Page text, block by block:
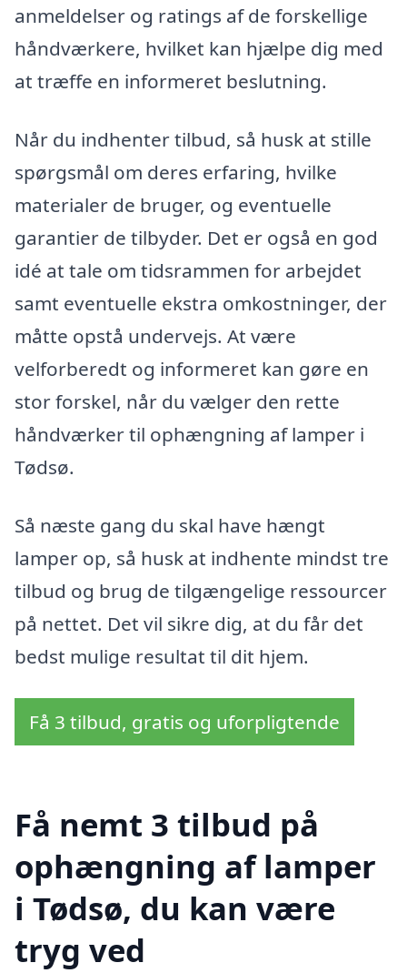
anmeldelser og ratings af de forskellige
håndværkere, hvilket kan hjælpe dig med
at træffe en informeret beslutning.
Når du indhenter tilbud, så husk at stille
spørgsmål om deres erfaring, hvilke
materialer de bruger, og eventuelle
garantier de tilbyder. Det er også en god
idé at tale om tidsrammen for arbejdet
samt eventuelle ekstra omkostninger, der
måtte opstå undervejs. At være
velforberedt og informeret kan gøre en
stor forskel, når du vælger den rette
håndværker til ophængning af lamper i
Tødsø.
Så næste gang du skal have hængt
lamper op, så husk at indhente mindst tre
tilbud og brug de tilgængelige ressourcer
på nettet. Det vil sikre dig, at du får det
bedst mulige resultat til dit hjem.
Få 3 tilbud, gratis og uforpligtende
Få nemt 3 tilbud på
ophængning af lamper
i Tødsø, du kan være
tryg ved